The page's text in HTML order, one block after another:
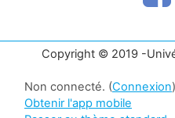
Copyright © 2019 -
Non connecté. (Connexion)
Obtenir l'app mobile